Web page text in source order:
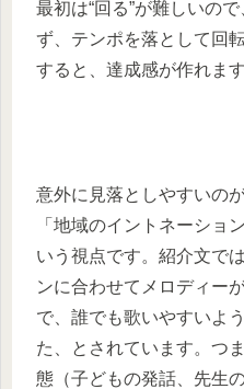
最初は“回る”が難しいの
ず、テンポを落として回
すると、達成感が作れます
意外に見落としやすいの
「地域のイントネーショ
いう視点です。紹介文で
ンに合わせてメロディー
で、誰でも歌いやすいよ
た、とされています。つ
態（子どもの発話、先生